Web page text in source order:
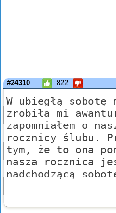
#24310 822
W ubiegłą sobotę
zrobiła mi
zapomniałem o
rocznicy ślubu.
tym, że to ona
nasza rocznica
nadchodzącą